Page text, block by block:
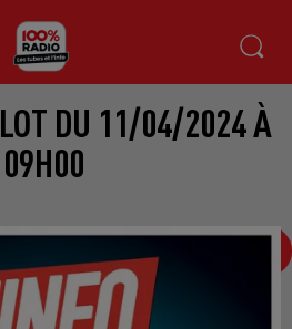
DU 11/04/2024 À
09H00